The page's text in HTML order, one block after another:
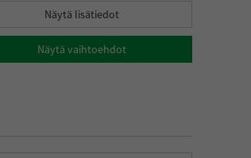
Näytä lisätiedot
Näytä vaihtoehdot